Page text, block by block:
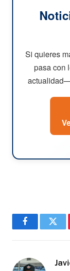
Si quieres
pasa con
Facebook